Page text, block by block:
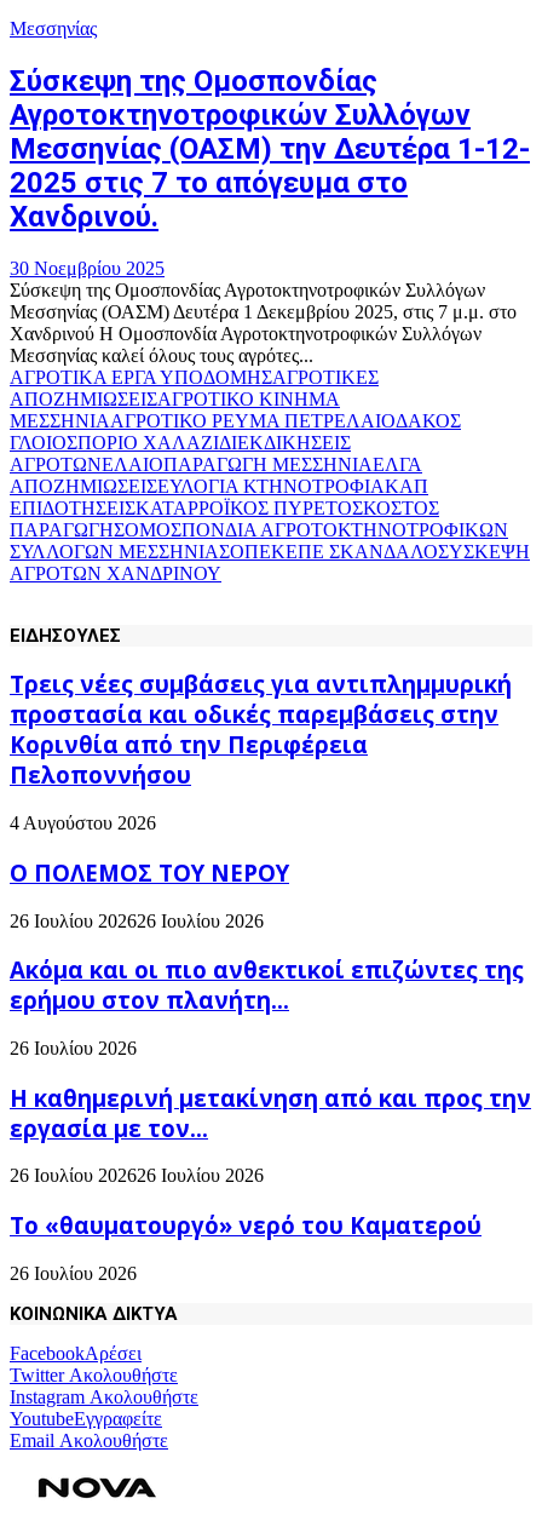
Μεσσηνίας
Σύσκεψη της Ομοσπονδίας
Αγροτοκτηνοτροφικών Συλλόγων
Μεσσηνίας (ΟΑΣΜ) την Δευτέρα 1-12-
2025 στις 7 το απόγευμα στο
Χανδρινού.
30 Νοεμβρίου 2025
Σύσκεψη της Ομοσπονδίας Αγροτοκτηνοτροφικών Συλλόγων
Μεσσηνίας (ΟΑΣΜ) Δευτέρα 1 Δεκεμβρίου 2025, στις 7 μ.μ. στο
Χανδρινού Η Ομοσπονδία Αγροτοκτηνοτροφικών Συλλόγων
Μεσσηνίας καλεί όλους τους αγρότες...
ΑΓΡΟΤΙΚΑ ΕΡΓΑ ΥΠΟΔΟΜΗΣΑΓΡΟΤΙΚΕΣ
ΑΠΟΖΗΜΙΩΣΕΙΣΑΓΡΟΤΙΚΟ ΚΙΝΗΜΑ
ΜΕΣΣΗΝΙΑΑΓΡΟΤΙΚΟ ΡΕΥΜΑ ΠΕΤΡΕΛΑΙΟΔΑΚΟΣ
ΓΛΟΙΟΣΠΟΡΙΟ ΧΑΛΑΖΙΔΙΕΚΔΙΚΗΣΕΙΣ
ΑΓΡΟΤΩΝΕΛΑΙΟΠΑΡΑΓΩΓΗ ΜΕΣΣΗΝΙΑΕΛΓΑ
ΑΠΟΖΗΜΙΩΣΕΙΣΕΥΛΟΓΙΑ ΚΤΗΝΟΤΡΟΦΙΑΚΑΠ
ΕΠΙΔΟΤΗΣΕΙΣΚΑΤΑΡΡΟΪΚΟΣ ΠΥΡΕΤΟΣΚΟΣΤΟΣ
ΠΑΡΑΓΩΓΗΣΟΜΟΣΠΟΝΔΙΑ ΑΓΡΟΤΟΚΤΗΝΟΤΡΟΦΙΚΩΝ
ΣΥΛΛΟΓΩΝ ΜΕΣΣΗΝΙΑΣΟΠΕΚΕΠΕ ΣΚΑΝΔΑΛΟΣΥΣΚΕΨΗ
ΑΓΡΟΤΩΝ ΧΑΝΔΡΙΝΟΥ
ΕΙΔΗΣΟΥΛΕΣ
Τρεις νέες συμβάσεις για αντιπλημμυρική
προστασία και οδικές παρεμβάσεις στην
Κορινθία από την Περιφέρεια
Πελοποννήσου
4 Αυγούστου 2026
Ο ΠΟΛΕΜΟΣ ΤΟΥ ΝΕΡΟΥ
26 Ιουλίου 202626 Ιουλίου 2026
Ακόμα και οι πιο ανθεκτικοί επιζώντες της
ερήμου στον πλανήτη...
26 Ιουλίου 2026
H καθημερινή μετακίνηση από και προς την
εργασία με τον...
26 Ιουλίου 202626 Ιουλίου 2026
Το «θαυματουργό» νερό του Καματερού
26 Ιουλίου 2026
ΚΟΙΝΩΝΙΚΑ ΔΙΚΤΥΑ
FacebookΑρέσει
TwitterΑκολουθήστε
Instagram Ακολουθήστε
YoutubeΕγγραφείτε
Email Ακολουθήστε